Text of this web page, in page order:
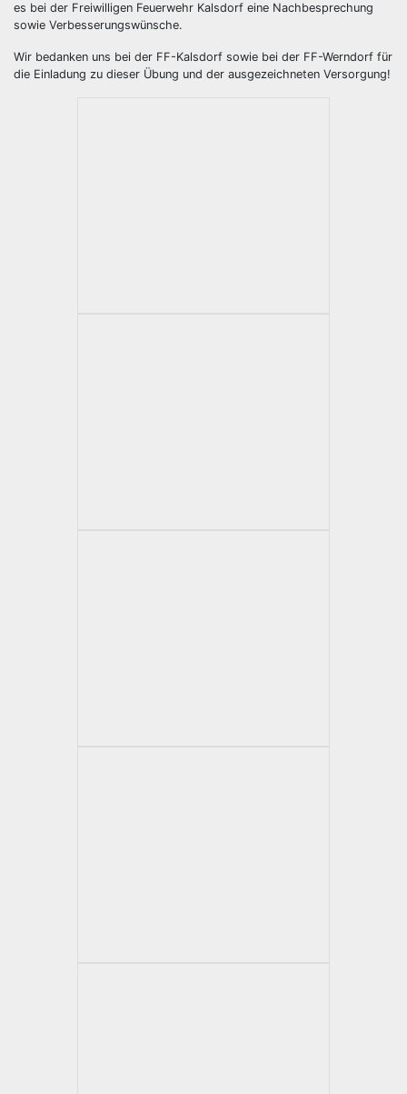
es bei der Freiwilligen Feuerwehr Kalsdorf eine Nachbesprechung
sowie Verbesserungswünsche.
Wir bedanken uns bei der FF-Kalsdorf sowie bei der FF-Werndorf für
die Einladung zu dieser Übung und der ausgezeichneten Versorgung!